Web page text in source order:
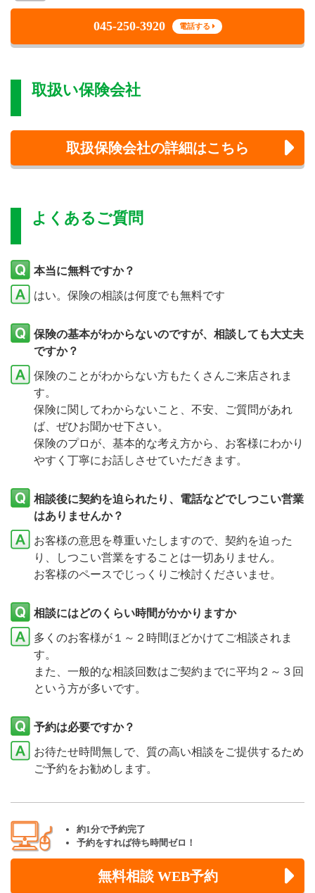
045-250-3920 電話する
取扱い保険会社
取扱保険会社の詳細はこちら
よくあるご質問
本当に無料ですか？
はい。保険の相談は何度でも無料です
保険の基本がわからないのですが、相談しても大丈夫
ですか？
保険のことがわからない方もたくさんご来店されま
す。
保険に関してわからないこと、不安、ご質問があれ
ば、ぜひお聞かせ下さい。
保険のプロが、基本的な考え方から、お客様にわかり
やすく丁寧にお話しさせていただきます。
相談後に契約を迫られたり、電話などでしつこい営業
はありませんか？
お客様の意思を尊重いたしますので、契約を迫った
り、しつこい営業をすることは一切ありません。
お客様のペースでじっくりご検討くださいませ。
相談にはどのくらい時間がかかりますか
多くのお客様が１～２時間ほどかけてご相談されま
す。
また、一般的な相談回数はご契約までに平均２～３回
という方が多いです。
予約は必要ですか？
お待たせ時間無しで、質の高い相談をご提供するため
ご予約をお勧めします。
約1分で予約完了
予約をすれば待ち時間ゼロ！
無料相談 WEB予約